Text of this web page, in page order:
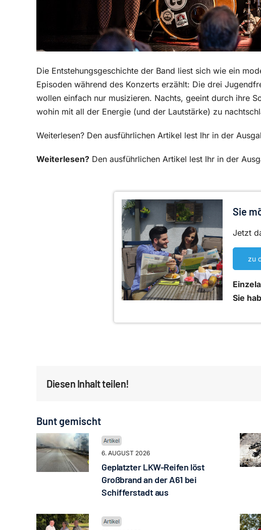
Die Entstehungsgeschichte der Band liest sich wie ein
Episoden während des Konzerts erzählt: Die drei
wollen einfach nur musizieren. Nachts, geeint durch ihre
wohin mit all der Energie (und der Lautstärke) zu
Weiterlesen? Den ausführlichen Artikel lest Ihr in der
Weiterlesen? Den ausführlichen Artikel lest Ihr in der
Sie
Jetzt
zu
Sie
Diesen Inhalt teilen!
Bunt gemischt
6. AUGUST 2026
Geplatzter LKW-Reifen löst
Großbrand an der A61 bei
Schifferstadt aus